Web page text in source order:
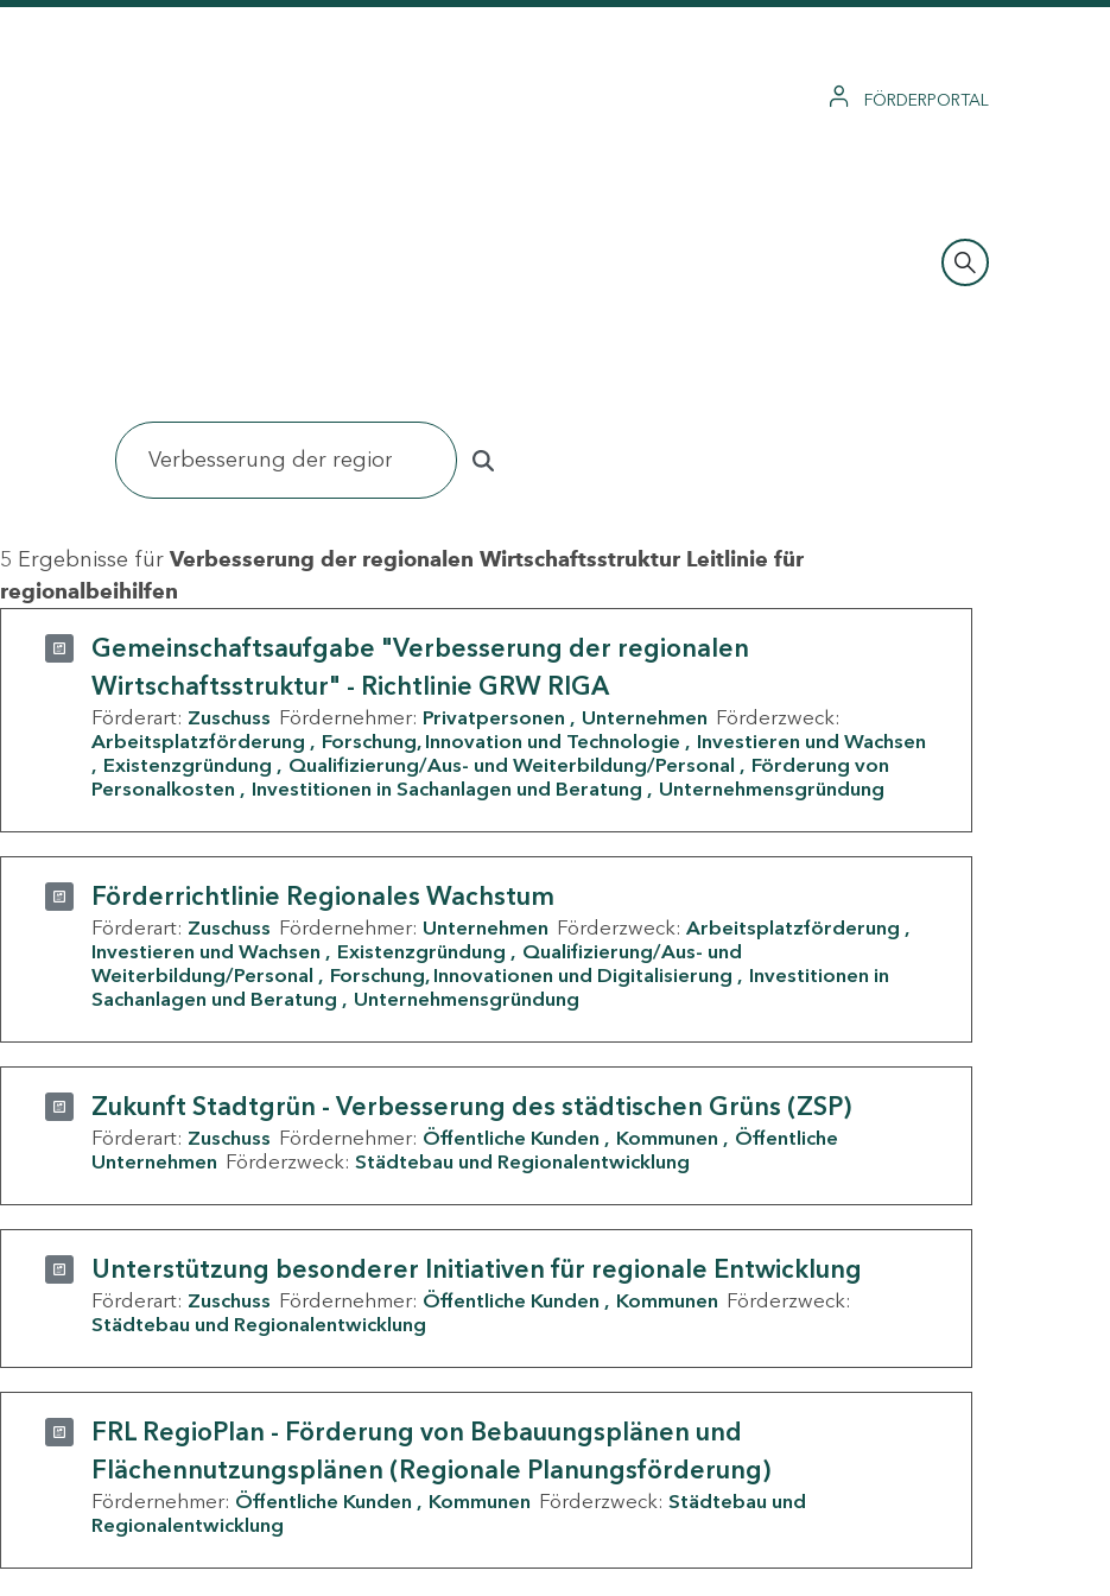
FÖRDERPORTAL
5 Ergebnisse für Verbesserung der regionalen Wirtschaftsstruktur Leitlinie für
regionalbeihilfen
Gemeinschaftsaufgabe "Verbesserung der regionalen
Wirtschaftsstruktur" - Richtlinie GRW RIGA
Förderart: Zuschuss Fördernehmer: Privatpersonen Unternehmen Förderzweck:
Arbeitsplatzförderung
Forschung, Innovation und Technologie
Investieren und Wachsen
Existenzgründung
Qualifizierung/Aus- und Weiterbildung/Personal
Förderung von
Personalkosten
Investitionen in Sachanlagen und Beratung Unternehmensgründung
Förderrichtlinie Regionales Wachstum
Förderart: Zuschuss Fördernehmer: Unternehmen Förderzweck: Arbeitsplatzförderung
Investieren und Wachsen
Existenzgründung
Qualifizierung/Aus- und
Weiterbildung/Personal
Forschung, Innovationen und Digitalisierung
Investitionen in
Sachanlagen und Beratung
Unternehmensgründung
Zukunft Stadtgrün - Verbesserung des städtischen Grüns (ZSP)
Förderart: Zuschuss Fördernehmer: Öffentliche Kunden Kommunen
Öffentliche
Unternehmen Förderzweck: Städtebau und Regionalentwicklung
Unterstützung besonderer Initiativen für regionale Entwicklung
Förderart: Zuschuss Fördernehmer: Öffentliche Kunden Kommunen Förderzweck:
Städtebau und Regionalentwicklung
FRL RegioPlan - Förderung von Bebauungsplänen und
Flächennutzungsplänen (Regionale Planungsförderung)
Fördernehmer: Öffentliche Kunden Kommunen Förderzweck: Städtebau und
Regionalentwicklung